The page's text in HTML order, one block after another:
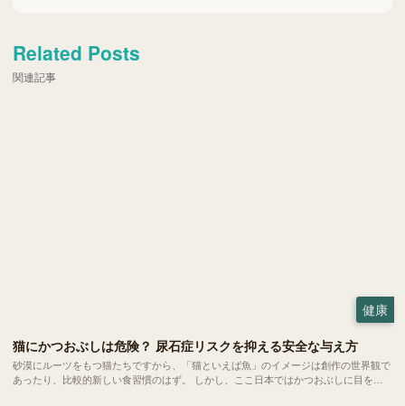
Related Posts
関連記事
健康
猫にかつおぶしは危険？ 尿石症リスクを抑える安全な与え方
砂漠にルーツをもつ猫たちですから、「猫といえば魚」のイメージは創作の世界観で
あったり、比較的新しい食習慣のはず。 しかし、ここ日本ではかつおぶしに目を光